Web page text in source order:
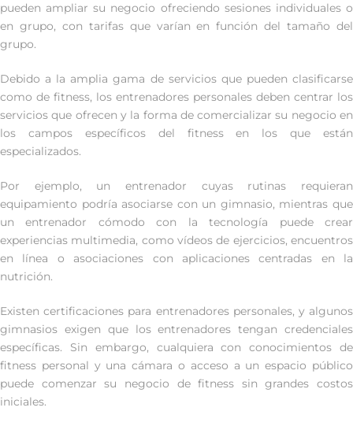
pueden ampliar su negocio ofreciendo sesiones individuales o
en grupo, con tarifas que varían en función del tamaño del
grupo.
Debido a la amplia gama de servicios que pueden clasificarse
como de fitness, los entrenadores personales deben centrar los
servicios que ofrecen y la forma de comercializar su negocio en
los campos específicos del fitness en los que están
especializados.
Por ejemplo, un entrenador cuyas rutinas requieran
equipamiento podría asociarse con un gimnasio, mientras que
un entrenador cómodo con la tecnología puede crear
experiencias multimedia, como vídeos de ejercicios, encuentros
en línea o asociaciones con aplicaciones centradas en la
nutrición.
Existen certificaciones para entrenadores personales, y algunos
gimnasios exigen que los entrenadores tengan credenciales
específicas. Sin embargo, cualquiera con conocimientos de
fitness personal y una cámara o acceso a un espacio público
puede comenzar su negocio de fitness sin grandes costos
iniciales.